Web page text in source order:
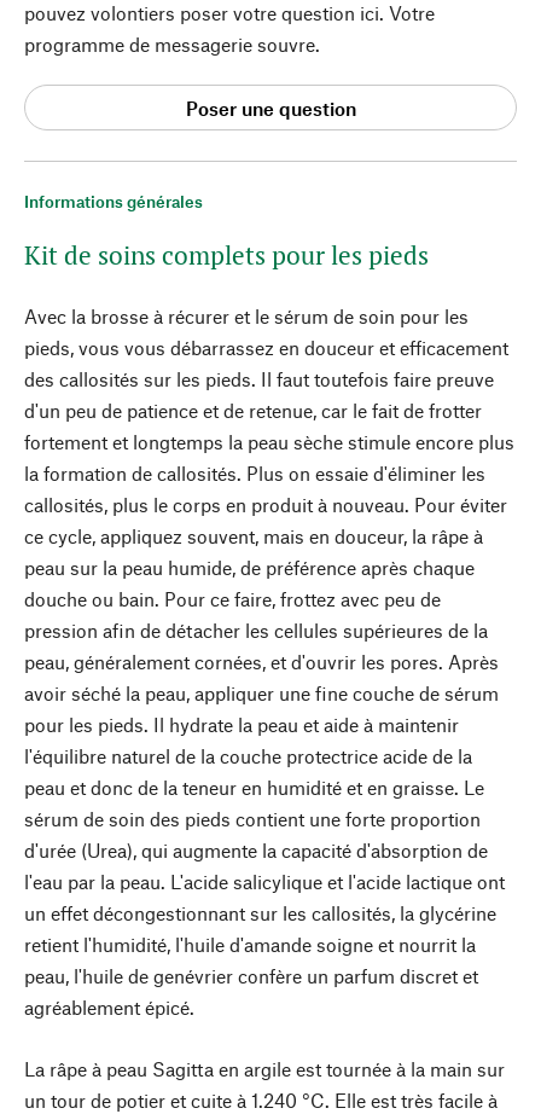
Informations générales
Kit de soins complets pour les pieds
Avec la brosse à récurer et le sérum de soin pour les
pieds, vous vous débarrassez en douceur et efficacement
des callosités sur les pieds. Il faut toutefois faire preuve
d'un peu de patience et de retenue, car le fait de frotter
fortement et longtemps la peau sèche stimule encore plus
la formation de callosités. Plus on essaie d'éliminer les
callosités, plus le corps en produit à nouveau. Pour éviter
ce cycle, appliquez souvent, mais en douceur, la râpe à
peau sur la peau humide, de préférence après chaque
douche ou bain. Pour ce faire, frottez avec peu de
pression afin de détacher les cellules supérieures de la
peau, généralement cornées, et d'ouvrir les pores. Après
avoir séché la peau, appliquer une fine couche de sérum
pour les pieds. Il hydrate la peau et aide à maintenir
l'équilibre naturel de la couche protectrice acide de la
peau et donc de la teneur en humidité et en graisse. Le
sérum de soin des pieds contient une forte proportion
d'urée (Urea), qui augmente la capacité d'absorption de
l'eau par la peau. L'acide salicylique et l'acide lactique ont
un effet décongestionnant sur les callosités, la glycérine
retient l'humidité, l'huile d'amande soigne et nourrit la
peau, l'huile de genévrier confère un parfum discret et
agréablement épicé.
La râpe à peau Sagitta en argile est tournée à la main sur
un tour de potier et cuite à 1.240 °C. Elle est très facile à
pouvez volontiers poser votre question ici. Votre
programme de messagerie souvre.
Poser une question